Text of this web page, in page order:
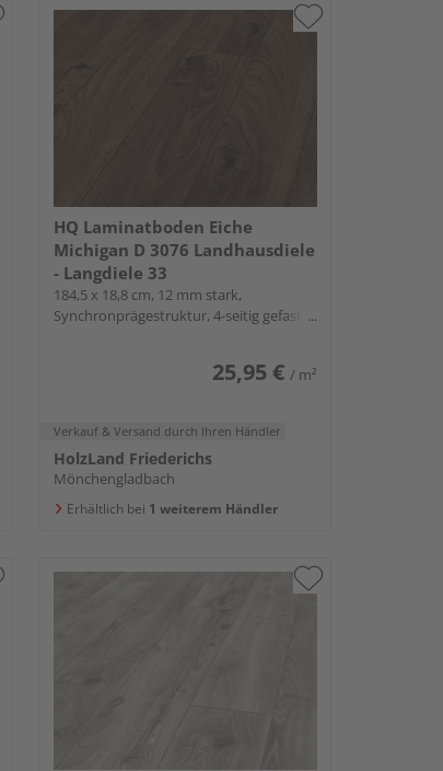
HQ Laminatboden Eiche
Michigan D 3076 Landhausdiele
- Langdiele 33
184,5 x 18,8 cm, 12 mm stark,
Synchronprägestruktur, 4-seitig gefast,
25,95 € / m²
Verkauf & Versand durch Ihren Händler
HolzLand Friederichs
Mönchengladbach
Erhältlich bei 1 weiterem Händler